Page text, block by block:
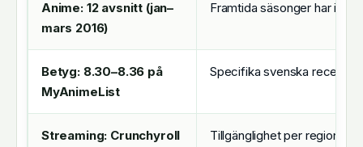
Anime: 12 avsnitt (jan–
mars 2016)
Framtida säsonger har inte
Betyg: 8.30–8.36 på
MyAnimeList
Specifika svenska
Streaming: Crunchyroll
Tillgänglighet per region